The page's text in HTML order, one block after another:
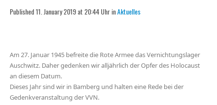
Published 11. January 2019 at 20:44 Uhr inAktuelles
Am 27. Januar 1945 befreite die Rote Armee das Vernichtungslager
Auschwitz. Daher gedenken wir alljährlich der Opfer des Holocaust
an diesem Datum.
Dieses Jahr sind wir in Bamberg und halten eine Rede bei der
Gedenkveranstaltung der VVN.